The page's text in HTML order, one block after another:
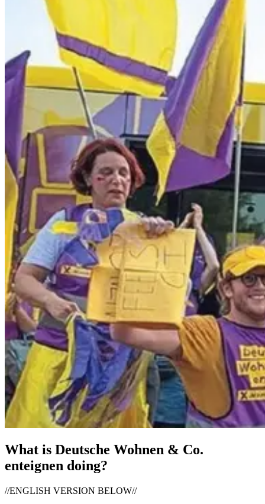
What is Deutsche Wohnen & Co.
enteignen doing?
//ENGLISH VERSION BELOW//